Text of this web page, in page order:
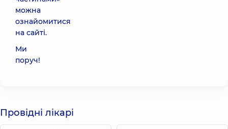
можна
ознайомитися
на сайті.
Ми
поруч!
Провідні лікарі